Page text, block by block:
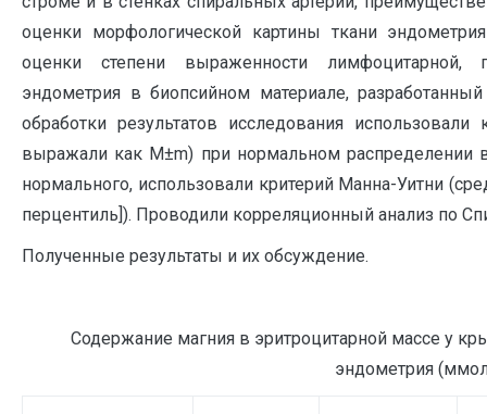
оценки морфологической картины ткани
оценки степени выраженности лимфоцитарной,
эндометрия в биопсийном материале,
обработки результатов исследования
выражали как М±m) при нормальном распределении
нормального, использовали критерий Манна-Уитни
перцентиль]). Проводили корреляционный анализ по
Полученные результаты и их обсуждение.
Содержание магния в эритроцитарной массе у
эндометрия